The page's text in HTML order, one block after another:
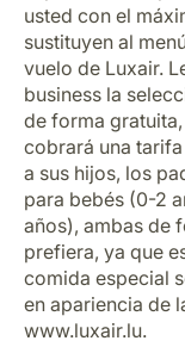
Carrera en Luxair
usted con el
sustituyen al
vuelo de Luxair.
business la
de forma
cobrará una
a sus hijos, los
para bebés (0-2
años), ambas de
prefiera, ya que
comida especial
en apariencia de
www.luxair.lu.